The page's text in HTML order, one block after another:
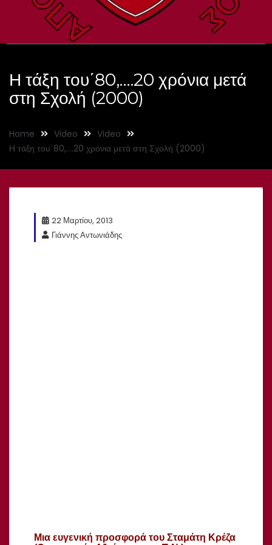
Η τάξη του΄80,….20 χρόνια μετά
στη Σχολή (2000)
Home Video
Video
Η τάξη του΄80,….20 χρόνια μετά στη Σχολή (2000)
22 Μαρτίου, 2013
Γιάννης Αντωνιάδης
Μια ευγενική προσφορά του Σταμάτη Κρέζα